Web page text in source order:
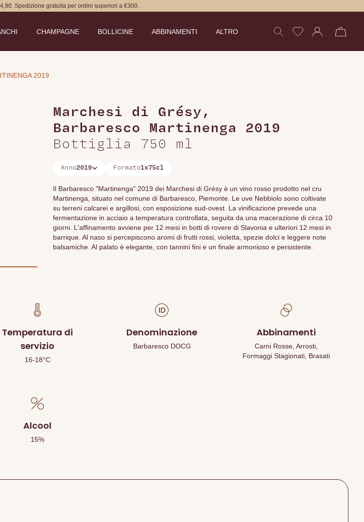
Spedizione gratuita per ordini superiori a €300.
CHAMPAGNE BOLLICINE ABBINAMENTI ALTRO
2019
Marchesi di Grésy,
Barbaresco Martinenga 2019
Bottiglia 750 ml
Anno2019 Formato1x75cl
Il Barbaresco "Martinenga" 2019 dei Marchesi di Grésy è un vino rosso prodotto nel cru
Martinenga, situato nel comune di Barbaresco, Piemonte. Le uve Nebbiolo sono coltivate
su terreni calcarei e argillosi, con esposizione sud-ovest. La vinificazione prevede una
fermentazione in acciaio a temperatura controllata, seguita da una macerazione di circa 10
giorni. L'affinamento avviene per 12 mesi in botti di rovere di Slavonia e ulteriori 12 mesi in
barrique. Al naso si percepiscono aromi di frutti rossi, violetta, spezie dolci e leggere note
balsamiche. Al palato è elegante, con tannini fini e un finale armonioso e persistente.
Temperatura di
servizio
16-18°C
Denominazione
Barbaresco DOCG
Abbinamenti
Carni Rosse, Arrosti,
Formaggi Stagionati, Brasati
Alcool
15%